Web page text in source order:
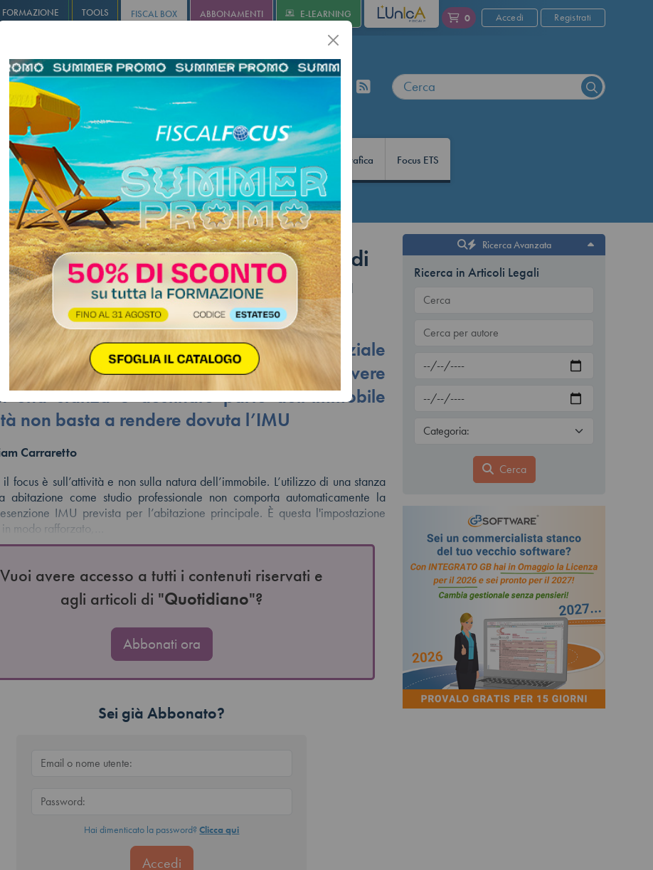
FORMAZIONE TOOLS FISCAL BOX ABBONAMENTI E-LEARNING L'UNICA 0 Accedi Registrati
Solution Infostudio Informa+ Agricoltura Revisione Infografica Focus ETS
casa-studio, l’uso professionale di
non fa perdere l’esenzione. Ma
alla categoria catastale
rafforza il principio sostanziale
principale: lavorare da casa, ricevere
una stanza o destinare parte dell’immobile
non basta a rendere dovuta l’IMU
Carraretto
focus è sull’attività e non sulla natura dell’immobile. L’utilizzo di una stanza
abitazione come studio professionale non comporta automaticamente la
IMU prevista per l’abitazione principale. È questa l'impostazione
modo rafforzato,…
Vuoi avere accesso a tutti i contenuti riservati e
agli articoli di "Quotidiano"?
Abbonati ora
Sei già Abbonato?
Hai dimenticato la password?Clicca qui
Ricerca Avanzata
Ricerca in Articoli Legali
Cerca